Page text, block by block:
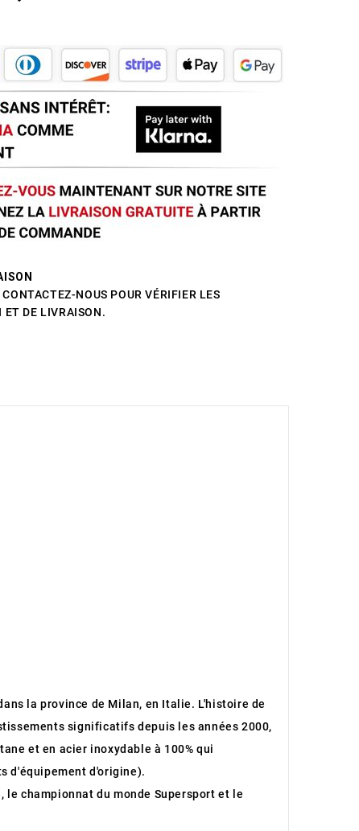
NOUS POUR VÉRIFIER LES
ET DE LIVRAISON.
la province de Milan, en Italie. L'histoire de
significatifs depuis les années 2000,
et en acier inoxydable à 100% qui
d'équipement d'origine).
le championnat du monde Supersport et le